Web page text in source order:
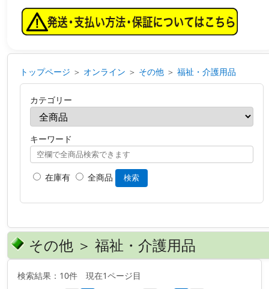
トップページ ＞ オンライン ＞ その他 ＞ 福祉・介護用品
カテゴリー
キーワード
在庫有 全商品 検索
その他 ＞ 福祉・介護用品
検索結果：10件 現在1ページ目